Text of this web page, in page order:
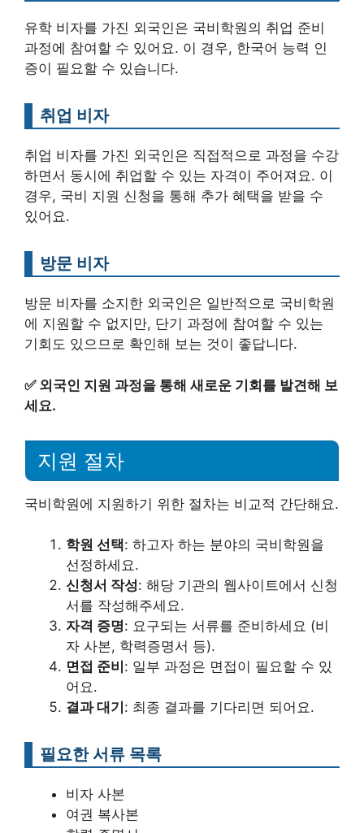
유학 비자를 가진 외국인은 국비학원의 취업 준비
과정에 참여할 수 있어요. 이 경우, 한국어 능력 인
증이 필요할 수 있습니다.
취업 비자
취업 비자를 가진 외국인은 직접적으로 과정을 수강
하면서 동시에 취업할 수 있는 자격이 주어져요. 이
경우, 국비 지원 신청을 통해 추가 혜택을 받을 수
있어요.
방문 비자
방문 비자를 소지한 외국인은 일반적으로 국비학원
에 지원할 수 없지만, 단기 과정에 참여할 수 있는
기회도 있으므로 확인해 보는 것이 좋답니다.
✅ 외국인 지원 과정을 통해 새로운 기회를 발견해 보
세요.
지원 절차
국비학원에 지원하기 위한 절차는 비교적 간단해요.
학원 선택: 하고자 하는 분야의 국비학원을
선정하세요.
신청서 작성: 해당 기관의 웹사이트에서 신청
서를 작성해주세요.
자격 증명: 요구되는 서류를 준비하세요 (비
자 사본, 학력증명서 등).
면접 준비 : 일부 과정은 면접이 필요할 수 있
어요.
결과 대기 : 최종 결과를 기다리면 되어요.
필요한 서류 목록
비자 사본
여권 복사본